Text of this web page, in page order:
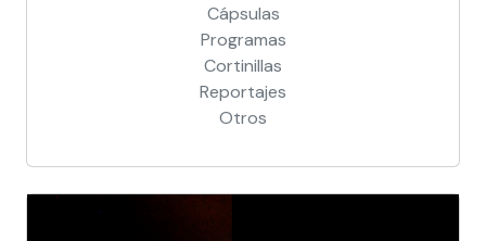
Cápsulas
Programas
Cortinillas
Reportajes
Otros